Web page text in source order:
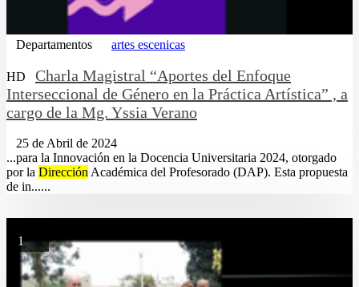
Departamentos artes escenicas
HD
Charla Magistral “Aportes del Enfoque
Interseccional de Género en la Práctica Artística” , a
cargo de la Mg. Yssia Verano
25 de Abril de 2024
...para la Innovación en la Docencia Universitaria 2024, otorgado
por la Dirección Académica del Profesorado (DAP). Esta propuesta
de in......
1